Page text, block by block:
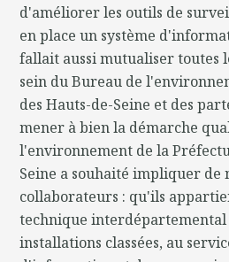
d'améliorer les outils de
en place un système
fallait aussi mutualiser toutes
sein du Bureau de
des Hauts-de-Seine et des
mener à bien la démarche
l'environnement de la
Seine a souhaité impliquer de
collaborateurs : qu'ils
technique interdépartemental
installations classées, au